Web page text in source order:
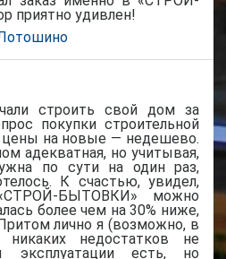
приятно удивлен!
строить свой дом за
покупки строительной
на новые — недешево.
адекватная, но учитывая,
по сути на один раз,
К счастью, увидел,
БЫТОВКИ» можно
более чем на 30% ниже,
лично я (возможно, в
недостатков не
есть, но